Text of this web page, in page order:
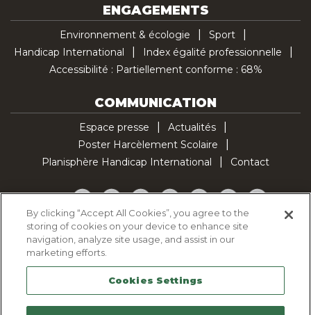
ENGAGEMENTS
Environnement & écologie
Sport
Handicap International
Index égalité professionnelle
Accessibilité : Partiellement conforme : 68%
COMMUNICATION
Espace presse
Actualités
Poster Harcèlement Scolaire
Planisphère Handicap International
Contact
Facebook
TwitterYouTubePinterestInstagramLinkedInTikTok
Politique d'utilisation des cookies
Politique de confidentialité
Mentions légales
Plan du site
Contactez-nous
By clicking “Accept All Cookies”, you agree to the
storing of cookies on your device to enhance site
navigation, analyze site usage, and assist in our
marketing efforts.
Cookies Settings